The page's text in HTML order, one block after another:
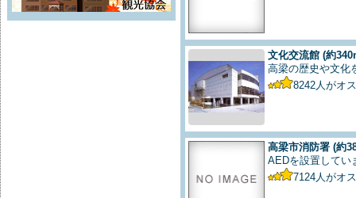
文化交流館 (約
高梁の歴史や文
8242 人がオ
高梁市消防署 (約
AEDを設置してい
7124 人がオ